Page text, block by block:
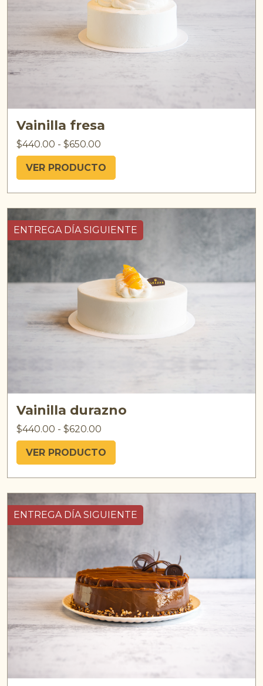
Vainilla fresa
$440.00 - $650.00
VER PRODUCTO
ENTREGA DÍA SIGUIENTE
Vainilla durazno
$440.00 - $620.00
VER PRODUCTO
ENTREGA DÍA SIGUIENTE